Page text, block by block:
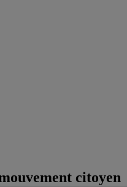
citoyen